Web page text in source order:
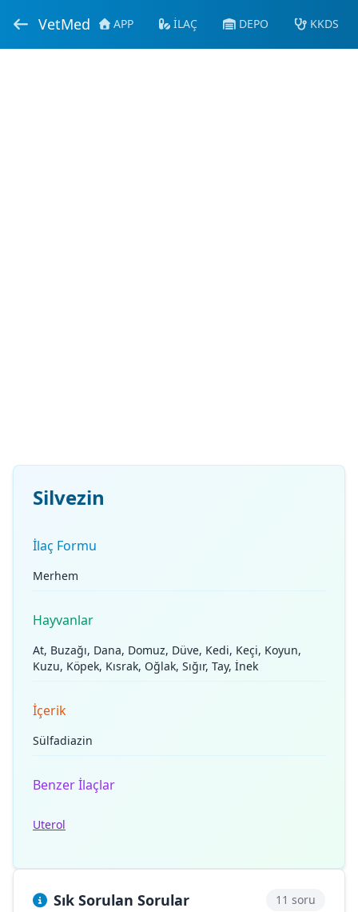
VetMed APP İLAÇ DEPO KKDS
Silvezin
İlaç Formu
Merhem
Hayvanlar
At, Buzağı, Dana, Domuz, Düve, Kedi, Keçi, Koyun,
Kuzu, Köpek, Kısrak, Oğlak, Sığır, Tay, İnek
İçerik
Sülfadiazin
Benzer İlaçlar
Uterol
Sık Sorulan Sorular 11 soru